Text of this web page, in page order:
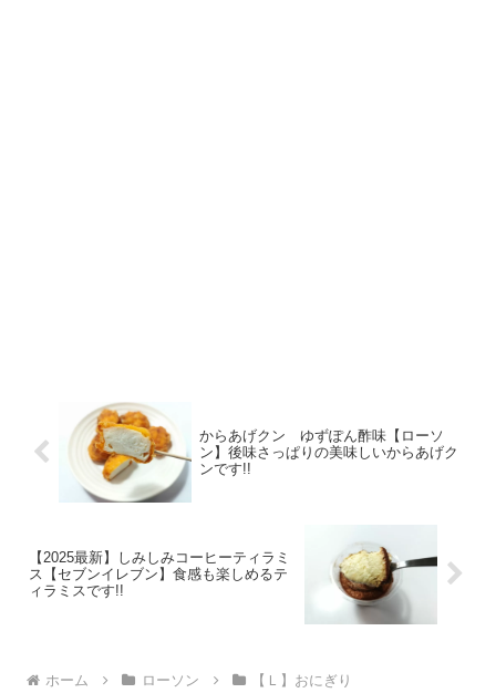
からあげクン ゆずぽん酢味【ローソ
ン】後味さっぱりの美味しいからあげク
ンです!!
【2025最新】しみしみコーヒーティラミ
ス【セブンイレブン】食感も楽しめるテ
ィラミスです!!
ホーム ローソン 【Ｌ】おにぎり